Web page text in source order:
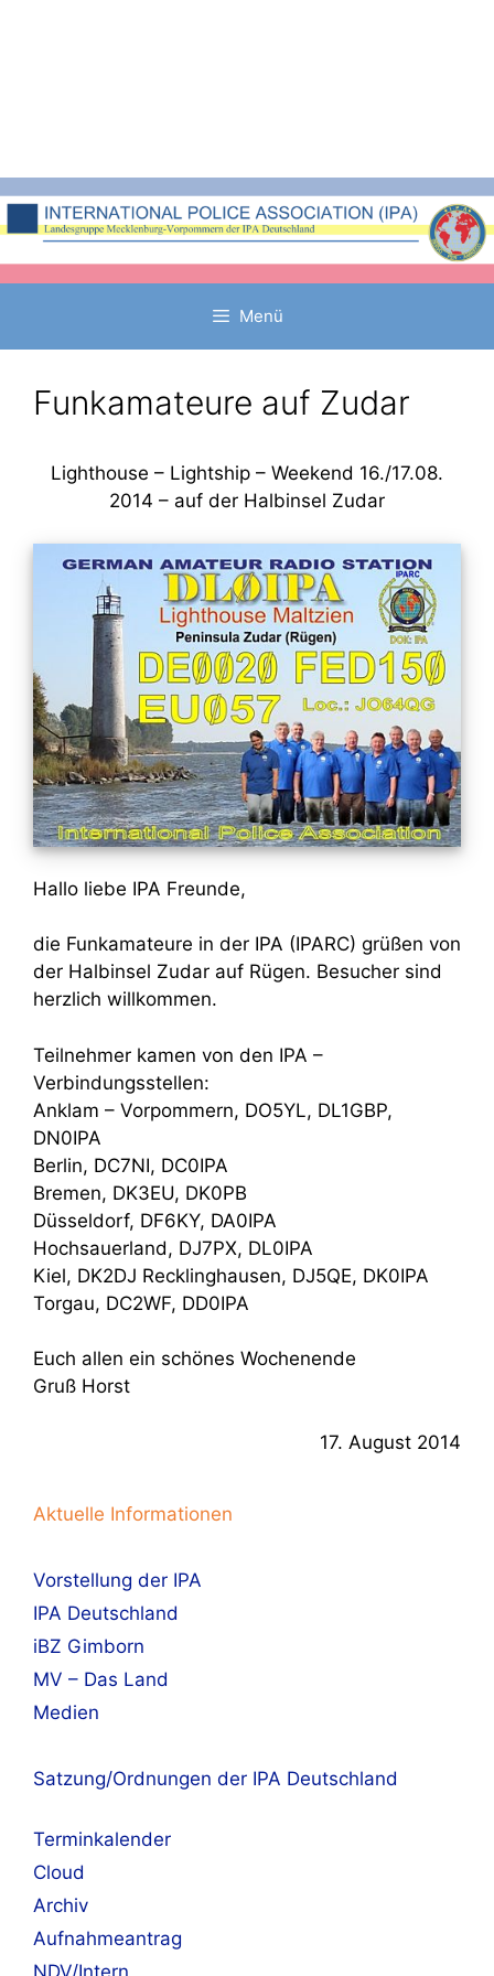
Menü
Funkamateure auf Zudar
Lighthouse – Lightship – Weekend 16./17.08.
2014 – auf der Halbinsel Zudar
Hallo liebe IPA Freunde,
die Funkamateure in der IPA (IPARC) grüßen von
der Halbinsel Zudar auf Rügen. Besucher sind
herzlich willkommen.
Teilnehmer kamen von den IPA –
Verbindungsstellen:
Anklam – Vorpommern, DO5YL, DL1GBP,
DN0IPA
Berlin, DC7NI, DC0IPA
Bremen, DK3EU, DK0PB
Düsseldorf, DF6KY, DA0IPA
Hochsauerland, DJ7PX, DL0IPA
Kiel, DK2DJ Recklinghausen, DJ5QE, DK0IPA
Torgau, DC2WF, DD0IPA
Euch allen ein schönes Wochenende
Gruß Horst
17. August 2014
Aktuelle Informationen
Vorstellung der IPA
IPA Deutschland
iBZ Gimborn
MV – Das Land
Medien
Satzung/Ordnungen der IPA Deutschland
Terminkalender
Cloud
Archiv
Aufnahmeantrag
NDV/Intern